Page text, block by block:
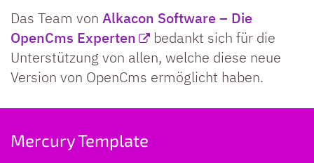
Das Team von Alkacon Software – Die
OpenCms Experten
bedankt sich für die
Unterstützung von allen, welche diese neue
Version von OpenCms ermöglicht haben.
Mercury Template